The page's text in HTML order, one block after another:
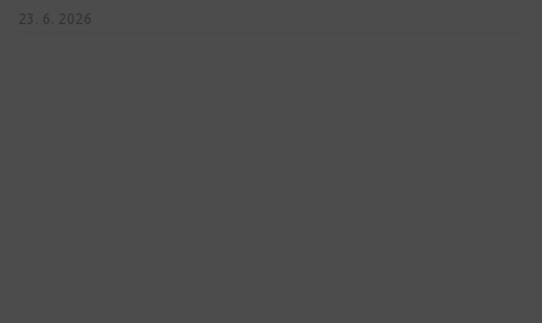
23. 6. 2026